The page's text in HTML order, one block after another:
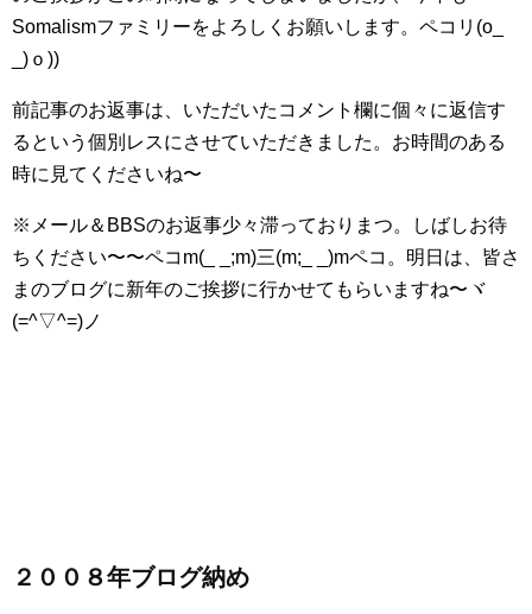
Somalismファミリーをよろしくお願いします。ペコリ(o_
_)ｏ))
前記事のお返事は、いただいたコメント欄に個々に返信す
るという個別レスにさせていただきました。お時間のある
時に見てくださいね〜
※メール＆BBSのお返事少々滞っておりまつ。しばしお待
ちください〜〜ペコm(_ _;m)三(m;_ _)mペコ。明日は、皆さ
まのブログに新年のご挨拶に行かせてもらいますね〜ヾ
(=^▽^=)ノ
２００８年ブログ納め